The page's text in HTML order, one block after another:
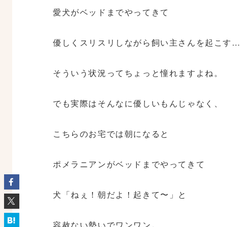
愛犬がベッドまでやってきて
優しくスリスリしながら飼い主さんを起こす…
そういう状況ってちょっと憧れますよね。
でも実際はそんなに優しいもんじゃなく、
こちらのお宅では朝になると
ポメラニアンがベッドまでやってきて
犬「ねぇ！朝だよ！起きて〜」と